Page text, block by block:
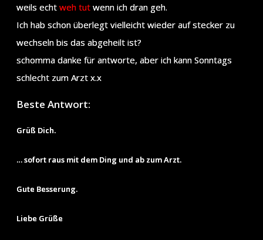
weils echt weh tut wenn ich dran geh.
Ich hab schon überlegt vielleicht wieder auf stecker zu
wechseln bis das abgeheilt ist?
schomma danke für antworte, aber ich kann Sonntags
schlecht zum Arzt x.x
Beste Antwort:
Grüß Dich.
… sofort raus mit dem Ding und ab zum Arzt.
Gute Besserung.
Liebe Grüße